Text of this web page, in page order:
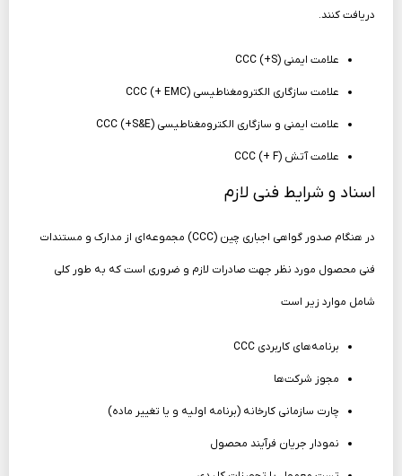
دریافت کنند.
علامت ایمنی (CCC (+S
علامت سازگاری الکترومغناطیسی (CCC (+ EMC
علامت ایمنی و سازگاری الکترومغناطیسی (CCC (+S&E
علامت آتش (CCC (+ F
اسناد و شرایط فنی لازم
در هنگام صدور گواهی اجباری چین (CCC) مجموعه‌ای از مدارک و مستندات
فنی محصول مورد نظر جهت صادرات لازم و ضروری است که به‌ طور کلی
شامل موارد زیر است
برنامه‌های کاربردی CCC
مجوز شرکت‌ها
چارت سازمانی کارخانه (برنامه اولیه و یا تغییر ماده)
نمودار جریان فرآیند محصول